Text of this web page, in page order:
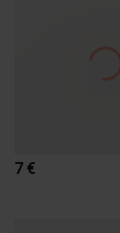
7 €